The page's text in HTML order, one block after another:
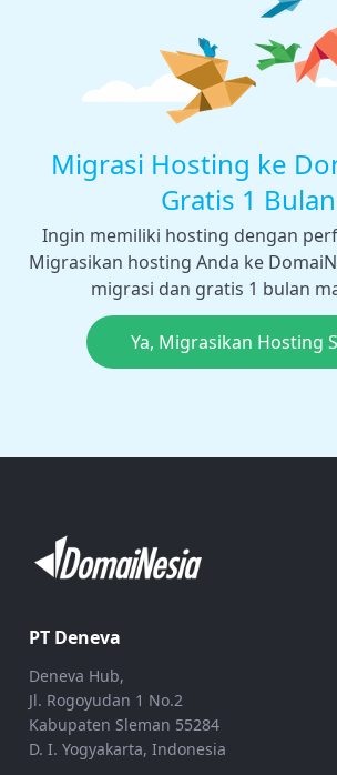
Migrasi Hosting ke
Gratis 1 Bulan
Ingin memiliki hosting dengan
Migrasikan hosting Anda ke
migrasi dan gratis 1 bulan
Ya, Migrasikan Hosting
PT Deneva
Deneva Hub,
Jl. Rogoyudan 1 No.2
Kabupaten Sleman 55284
D. I. Yogyakarta, Indonesia